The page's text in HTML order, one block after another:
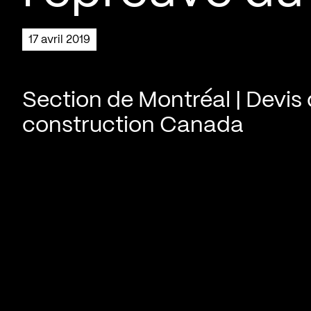
17 avril 2019
Section de Montréal | Devis
construction Canada